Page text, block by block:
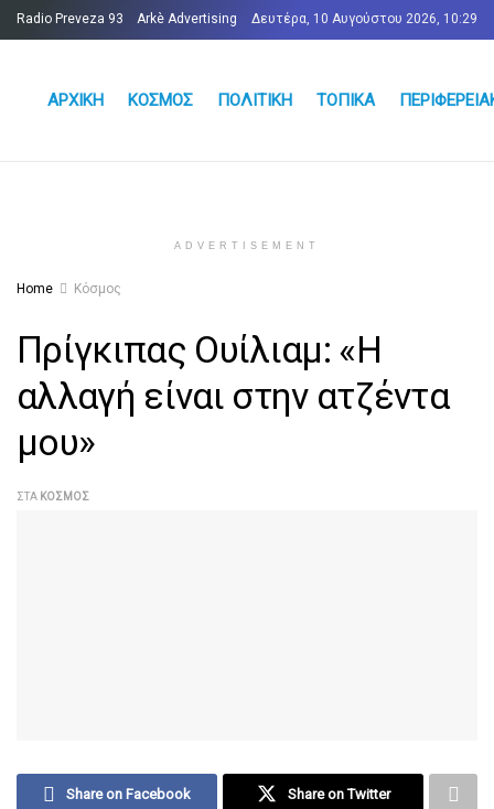
Radio Preveza 93 Arkè Advertising Δευτέρα, 10 Αυγούστου 2026, 10:29
ΑΡΧΙΚΉ ΚΌΣΜΟΣ ΠΟΛΙΤΙΚΉ ΤΟΠΙΚΆ
ADVERTISEMENT
Home Κόσμος
Πρίγκιπας Ουίλιαμ: «Η
αλλαγή είναι στην ατζέντα
μου»
ΣΤΑ ΚΌΣΜΟΣ
Share on Facebook Share on Twitter